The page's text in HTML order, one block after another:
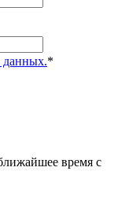
данных.*
время с